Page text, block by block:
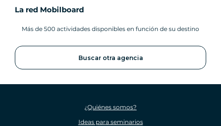
La red Mobilboard
Más de 500 actividades disponibles en función de su destino
Buscar otra agencia
¿Quiénes somos?
Ideas para seminarios